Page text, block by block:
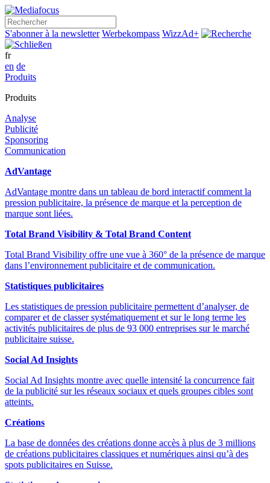
S'abonner à la newsletter Werbekompass WizzAd+ Rechercher
fr
en de
Produits
Produits
Analyse
Publicité
Sponsoring
Communication
AdVantage
AdVantage montre dans un tableau de bord interactif comment la
pression publicitaire, la présence de marque et la perception de
marque sont liées.
Total Brand Visibility & Total Brand Content
Total Brand Visibility offre une vue à 360° de la présence de marque
dans l’environnement publicitaire et de communication.
Statistiques publicitaires
Les statistiques de pression publicitaire permettent d’analyser, de
comparer et de classer systématiquement et sur le long terme les
activités publicitaires de plus de 93 000 entreprises sur le marché
publicitaire suisse.
Social Ad Insights
Social Ad Insights montre avec quelle intensité la concurrence fait
de la publicité sur les réseaux sociaux et quels groupes cibles sont
atteints.
Créations
La base de données des créations donne accès à plus de 3 millions
de créations publicitaires classiques et numériques ainsi qu’à des
spots publicitaires en Suisse.